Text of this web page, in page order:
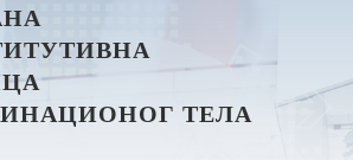
ТЕЛА